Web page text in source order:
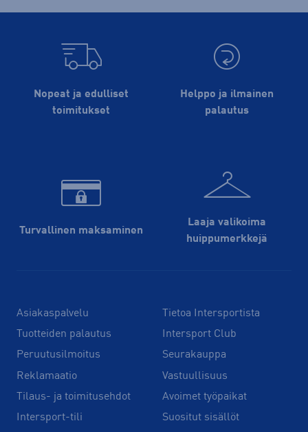
Nopeat ja edulliset
toimitukset
Helppo ja ilmainen
palautus
Turvallinen maksaminen
Laaja valikoima
huippu­merkkejä
Asiakaspalvelu
Tuotteiden palautus
Peruutusilmoitus
Reklamaatio
Tilaus- ja toimitusehdot
Intersport-tili
Tietoa Intersportista
Intersport Club
Seurakauppa
Vastuullisuus
Avoimet työpaikat
Suositut sisällöt